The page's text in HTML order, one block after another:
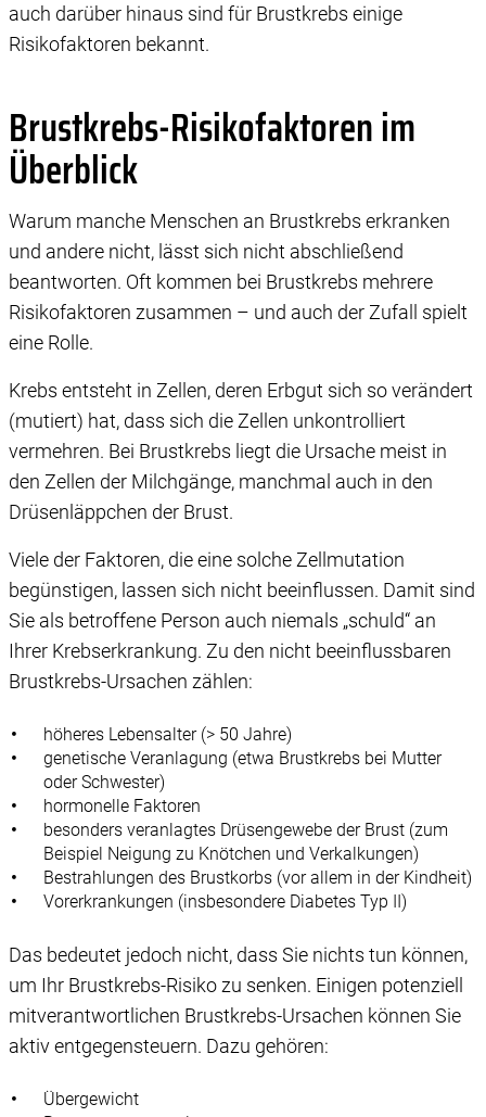
auch darüber hinaus sind für Brustkrebs einige
Risikofaktoren bekannt.
Brustkrebs-Risikofaktoren im
Überblick
Warum manche Menschen an Brustkrebs erkranken
und andere nicht, lässt sich nicht abschließend
beantworten. Oft kommen bei Brustkrebs mehrere
Risikofaktoren zusammen – und auch der Zufall spielt
eine Rolle.
Krebs entsteht in Zellen, deren Erbgut sich so verändert
(mutiert) hat, dass sich die Zellen unkontrolliert
vermehren. Bei Brustkrebs liegt die Ursache meist in
den Zellen der Milchgänge, manchmal auch in den
Drüsenläppchen der Brust.
Viele der Faktoren, die eine solche Zellmutation
begünstigen, lassen sich nicht beeinflussen. Damit sind
Sie als betroffene Person auch niemals „schuld“ an
Ihrer Krebserkrankung. Zu den nicht beeinflussbaren
Brustkrebs-Ursachen zählen:
höheres Lebensalter (> 50 Jahre)
genetische Veranlagung (etwa Brustkrebs bei Mutter
oder Schwester)
hormonelle Faktoren
besonders veranlagtes Drüsengewebe der Brust (zum
Beispiel Neigung zu Knötchen und Verkalkungen)
Bestrahlungen des Brustkorbs (vor allem in der Kindheit)
Vorerkrankungen (insbesondere Diabetes Typ II)
Das bedeutet jedoch nicht, dass Sie nichts tun können,
um Ihr Brustkrebs-Risiko zu senken. Einigen potenziell
mitverantwortlichen Brustkrebs-Ursachen können Sie
aktiv entgegensteuern. Dazu gehören:
Übergewicht